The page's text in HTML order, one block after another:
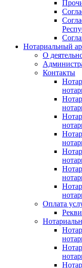
Нотариальный
О
Контакты
Оплата